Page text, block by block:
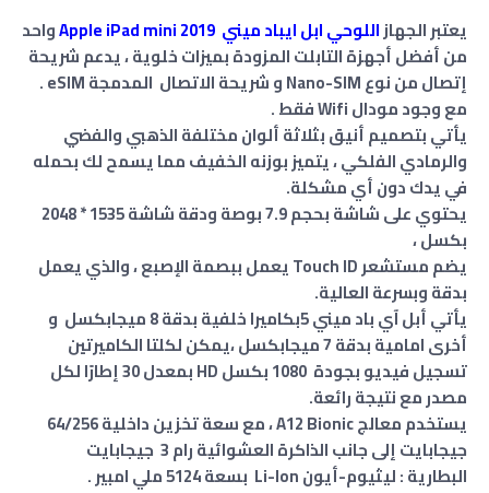
يعتبر الجهازاللوحي ابل ايباد ميني Apple iPad mini 2019
واحد
من أفضل أجهزة التابلت المزودة بميزات خلوية ، يدعم شريحة
إتصال من نوع Nano-SIM و شريحة الاتصال المدمجة eSIM .
مع وجود مودال Wifi فقط .
يأتي بتصميم أنيق بثلاثة ألوان مختلفة الذهبي والفضي
والرمادي الفلكي ، يتميز بوزنه الخفيف مما يسمح لك بحمله
في يدك دون أي مشكلة.
يحتوي على شاشة بحجم 7.9 بوصة ودقة شاشة 1535 * 2048
بكسل ،
يضم مستشعر Touch ID يعمل ببصمة الإصبع ، والذي يعمل
بدقة وبسرعة العالية.
يأتي أبل آي باد ميني 5بكاميرا خلفية بدقة 8 ميجابكسل و
أخرى امامية بدقة 7 ميجابكسل ،يمكن لكلتا الكاميرتين
تسجيل فيديو بجودة 1080 بكسل HD بمعدل 30 إطارًا لكل
مصدر مع نتيجة رائعة.
يستخدم معالج A12 Bionic ، مع سعة تخزين داخلية 64/256
جيجابايت إلى جانب الذاكرة العشوائية رام 3 جيجابايت
البطارية : ليثيوم-أيون Li-Ion بسعة 5124 ملي امبير .